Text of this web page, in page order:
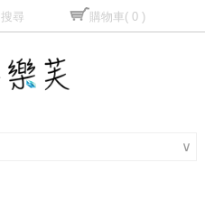
搜尋 購物車( 0 )
∨